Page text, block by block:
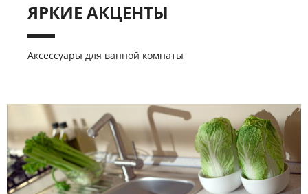
ЯРКИЕ АКЦЕНТЫ
Аксессуары для ванной комнаты